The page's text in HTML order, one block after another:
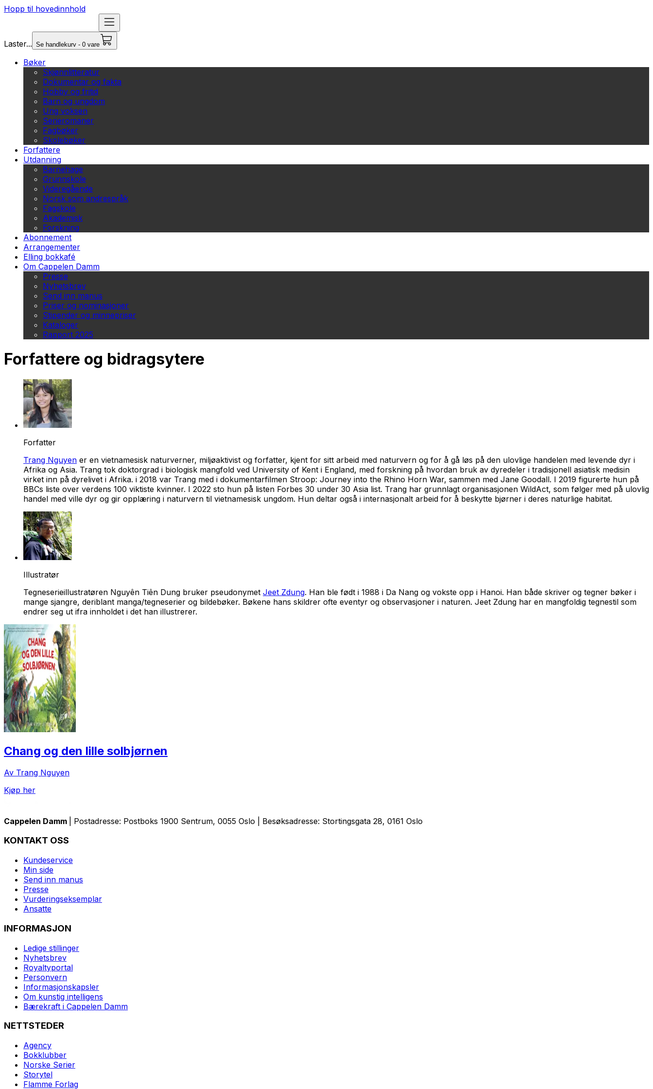
Hopp til hovedinnhold
Laster... Se handlekurv - 0 vare
Bøker
Skjønnlitteratur
Dokumentar og fakta
Hobby og fritid
Barn og ungdom
Ung voksen
Serieromaner
Fagbøker
Skolebøker
Forfattere
Utdanning
Barnehage
Grunnskole
Videregående
Norsk som andrespråk
Fagskole
Akademisk
Forskning
Abonnement
Arrangementer
Elling bokkafé
Om Cappelen Damm
Presse
Nyhetsbrev
Send inn manus
Priser og nominasjoner
Stipender og minnepriser
Kataloger
Rapport 2025
Forfattere og bidragsytere
Forfatter
Trang Nguyen er en vietnamesisk naturverner, miljøaktivist og forfatter, kjent for sitt arbeid med naturvern og for å gå løs på den ulovlige handelen med levende dyr i
Afrika og Asia. Trang tok doktorgrad i biologisk mangfold ved University of Kent i England, med forskning på hvordan bruk av dyredeler i tradisjonell asiatisk medisin
virket inn på dyrelivet i Afrika. i 2018 var Trang med i dokumentarfilmen Stroop: Journey into the Rhino Horn War, sammen med Jane Goodall. I 2019 figurerte hun på
BBCs liste over verdens 100 viktiste kvinner. I 2022 sto hun på listen Forbes 30 under 30 Asia list. Trang har grunnlagt organisasjonen WildAct, som følger med på ulovlig
handel med ville dyr og gir opplæring i naturvern til vietnamesisk ungdom. Hun deltar også i internasjonalt arbeid for å beskytte bjørner i deres naturlige habitat.
Illustratør
Tegneserieillustratøren Nguyên Tiên Dung bruker pseudonymet Jeet Zdung. Han ble født i 1988 i Da Nang og vokste opp i Hanoi. Han både skriver og tegner bøker i
mange sjangre, deriblant manga/tegneserier og bildebøker. Bøkene hans skildrer ofte eventyr og observasjoner i naturen. Jeet Zdung har en mangfoldig tegnestil som
endrer seg ut ifra innholdet i det han illustrerer.
Chang og den lille solbjørnen
Av Trang Nguyen
Kjøp her
Cappelen Damm | Postadresse: Postboks 1900 Sentrum, 0055 Oslo | Besøksadresse: Stortingsgata 28, 0161 Oslo
KONTAKT OSS
Kundeservice
Min side
Send inn manus
Presse
Vurderingseksemplar
Ansatte
INFORMASJON
Ledige stillinger
Nyhetsbrev
Royaltyportal
Personvern
Informasjonskapsler
Om kunstig intelligens
Bærekraft i Cappelen Damm
NETTSTEDER
Agency
Bokklubber
Norske Serier
Storytel
Flamme Forlag